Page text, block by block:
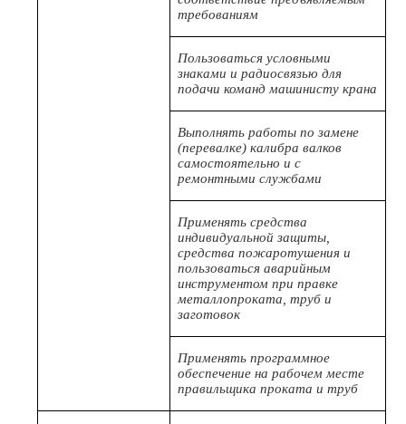
требованиям
Пользоваться условными
знаками и радиосвязью для
подачи команд машинисту крана
Выполнять работы по замене
(перевалке) калибра валков
самостоятельно и с
ремонтными службами
Применять средства
индивидуальной защиты,
средства пожаротушения и
пользоваться аварийным
инструментом при правке
металлопроката, труб и
заготовок
Применять программное
обеспечение на рабочем месте
правильщика проката и труб